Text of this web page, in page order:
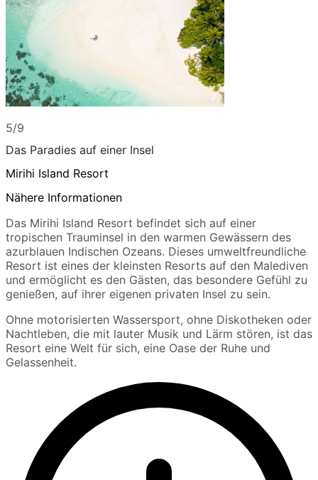
5/9
Das Paradies auf einer Insel
Mirihi Island Resort
Nähere Informationen
Das Mirihi Island Resort befindet sich auf einer
tropischen Trauminsel in den warmen Gewässern des
azurblauen Indischen Ozeans. Dieses umweltfreundliche
Resort ist eines der kleinsten Resorts auf den Malediven
und ermöglicht es den Gästen, das besondere Gefühl zu
genießen, auf ihrer eigenen privaten Insel zu sein.
Ohne motorisierten Wassersport, ohne Diskotheken oder
Nachtleben, die mit lauter Musik und Lärm stören, ist das
Resort eine Welt für sich, eine Oase der Ruhe und
Gelassenheit.